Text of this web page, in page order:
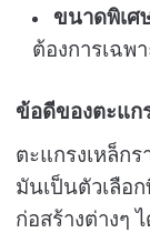
ขนาดพิเศ
ต้องการเฉพ
ข้อดีของตะแก
ตะแกรงเหล็ก
มันเป็นตัวเลือ
ก่อสร้างต่างๆ